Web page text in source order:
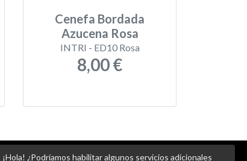
Cenefa Bordada
Azucena Rosa
INTRI - ED10 Rosa
8,00 €
¡Hola! ¿Podríamos habilitar algunos servicios adicionales